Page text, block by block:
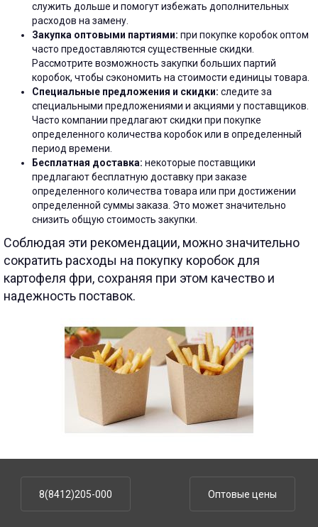
служить дольше и помогут избежать дополнительных
расходов на замену.
Закупка оптовыми партиями: при покупке коробок оптом
часто предоставляются существенные скидки.
Рассмотрите возможность закупки больших партий
коробок, чтобы сэкономить на стоимости единицы товара.
Специальные предложения и скидки: следите за
специальными предложениями и акциями у поставщиков.
Часто компании предлагают скидки при покупке
определенного количества коробок или в определенный
период времени.
Бесплатная доставка: некоторые поставщики
предлагают бесплатную доставку при заказе
определенного количества товара или при достижении
определенной суммы заказа. Это может значительно
снизить общую стоимость закупки.
Соблюдая эти рекомендации, можно значительно
сократить расходы на покупку коробок для
картофеля фри, сохраняя при этом качество и
надежность поставок.
8(8412)205-000 Оптовые цены